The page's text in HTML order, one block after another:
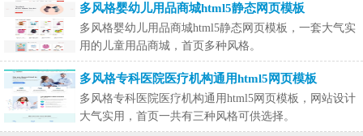
多风格婴幼儿用品商城html5静态网页模板
多风格婴幼儿用品商城html5静态网页模板，一套大气实
用的儿童用品商城，首页多种风格。
多风格专科医院医疗机构通用html5网页模板
多风格专科医院医疗机构通用html5网页模板，网站设计
大气实用，首页一共有三种风格可供选择。